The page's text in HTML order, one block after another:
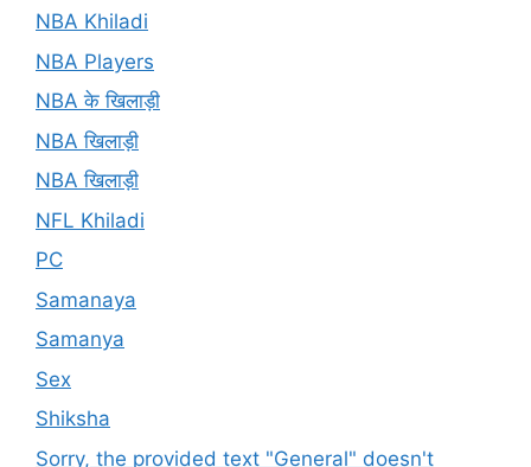
NBA Khiladi
NBA Players
NBA के खिलाड़ी
NBA खिलाड़ी
NBA खिलाड़ी
NFL Khiladi
PC
Samanaya
Samanya
Sex
Shiksha
Sorry, the provided text "General" doesn't